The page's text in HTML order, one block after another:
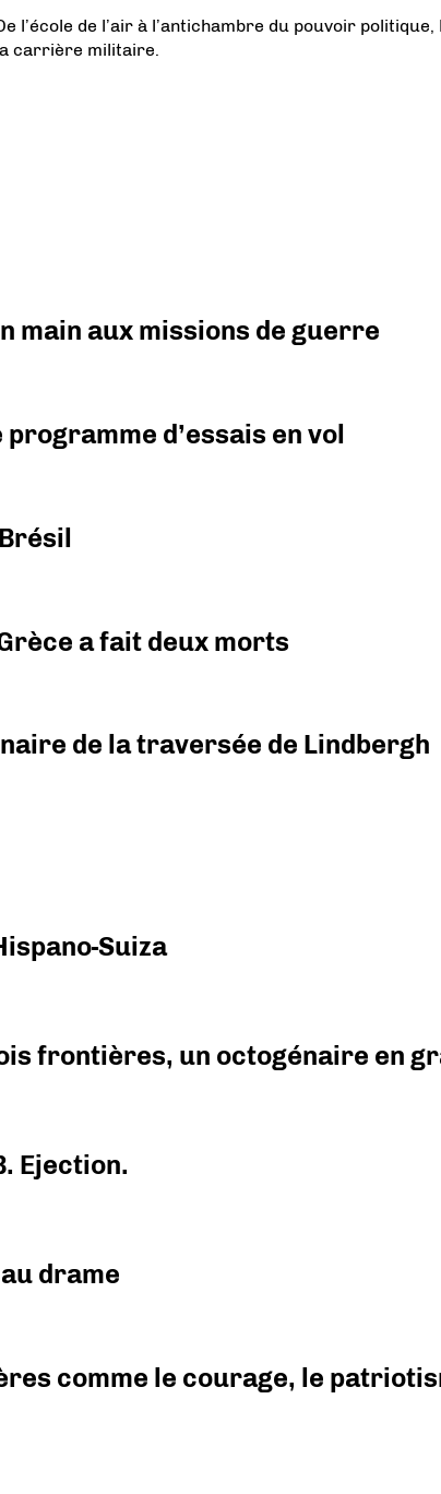
l’école de l’air à l’antichambre du pouvoir politique,
carrière militaire.
main aux missions de guerre
d’essais en vol
a fait deux morts
de la traversée de Lindbergh
Suiza
frontières, un octogénaire en
Ejection.
drame
comme le courage, le